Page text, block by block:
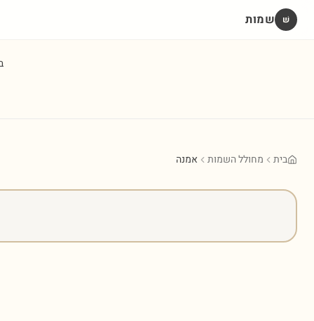
שׁ שמות
בית מחולל השמות אמנה